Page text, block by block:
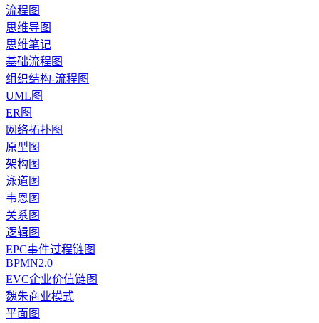
流程图
思维导图
思维笔记
基础流程图
组织结构-流程图
UML图
ER图
网络拓扑图
原型图
架构图
泳道图
韦恩图
关系图
逻辑图
EPC事件过程链图
BPMN2.0
EVC企业价值链图
魏朱商业模式
平面图